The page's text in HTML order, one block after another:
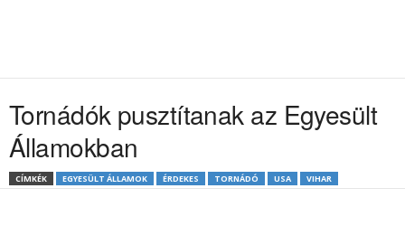
Tornádók pusztítanak az Egyesült
Államokban
CÍMKÉK EGYESÜLT ÁLLAMOK ÉRDEKES TORNÁDÓ USA VIHAR